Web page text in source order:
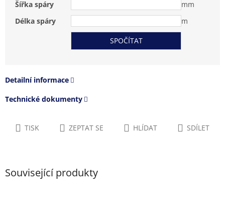
Šířka spáry
mm
Délka spáry
m
Detailní informace
Technické dokumenty
TISK ZEPTAT SE HLÍDAT SDÍLET
Související produkty